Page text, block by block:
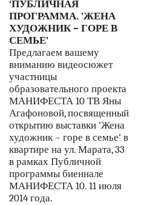
‘ПУБЛИЧНАЯ
ПРОГРАММА. ’ЖЕНА
ХУДОЖНИК – ГОРЕ В
СЕМЬЕ’
Предлагаем вашему
вниманию видеосюжет
участницы
образовательного проекта
МАНИФЕСТА 10 ТВ Яны
Агафоновой, посвященный
открытию выставки ‘Жена
художник – горе в семье’ в
квартире на ул. Марата, 33
в рамках Публичной
программы биеннале
МАНИФЕСТА 10. 11 июля
2014 года.